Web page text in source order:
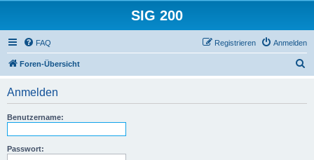
SIG 200
FAQ Anmelden
Registrieren
Foren-Übersicht
Anmelden
Benutzername:
Passwort: